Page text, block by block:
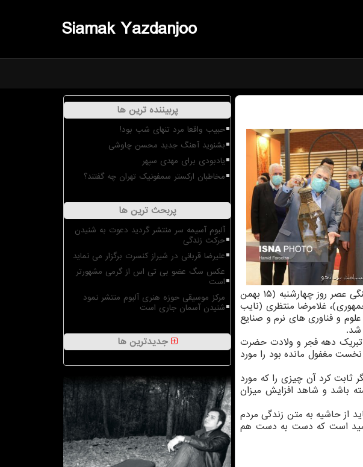
Siamak Yazdanjoo
افتتاحیه نمایشگاه فناوری و صنایع فرهنگی به همت پارک ملی علوم و فناوری های نرم و صنایع فرهنگی عصر روز چهارشنبه (۱۵ بهمن
غلامرضا منتظری (نایب
و فناوری های نرم و صنایع
شد.
دهه فجر و ولادت حضرت
چهل سال دوم انقلاب را با امید شروع کردیم و می رویم که آنچه در ۴۰ سال نخست مغفول مانده بود را مورد
ثابت کرد آن چیزی را که مورد
باشد و شاهد افزایش میزان
از حاشیه به متن زندگی مردم
امید است که دست به دست هم
پربیننده ترین ها
حبیب واقعا مرد تنهای شب بود!
بشنوید آهنگ جدید محسن چاوشی
یادبودی برای مهدی سپهر
مخاطبان ارکستر سمفونیک تهران چه گفتند؟
پربحث ترین ها
آلبوم آسیمه سر منتشر گردید دعوت به شنیدن
حرکت زندگی
علیرضا قربانی در شیراز کنسرت برگزار می نماید
عکس سگ عضو بی تی اس از گرمی مشهورتر
است
مرکز موسیقی حوزه هنری آلبوم منتشر نمود
شنیدن آسمان جاری است
جدیدترین ها